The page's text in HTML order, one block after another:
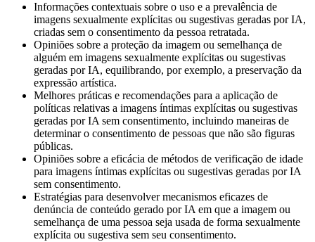
Informações contextuais sobre o uso e a prevalência de
imagens sexualmente explícitas ou sugestivas geradas por IA,
criadas sem o consentimento da pessoa retratada.
Opiniões sobre a proteção da imagem ou semelhança de
alguém em imagens sexualmente explícitas ou sugestivas
geradas por IA, equilibrando, por exemplo, a preservação da
expressão artística.
Melhores práticas e recomendações para a aplicação de
políticas relativas a imagens íntimas explícitas ou sugestivas
geradas por IA sem consentimento, incluindo maneiras de
determinar o consentimento de pessoas que não são figuras
públicas.
Opiniões sobre a eficácia de métodos de verificação de idade
para imagens íntimas explícitas ou sugestivas geradas por IA
sem consentimento.
Estratégias para desenvolver mecanismos eficazes de
denúncia de conteúdo gerado por IA em que a imagem ou
semelhança de uma pessoa seja usada de forma sexualmente
explícita ou sugestiva sem seu consentimento.